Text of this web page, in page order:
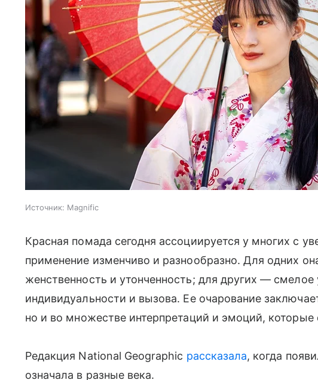
Источник: Magnific
Красная помада сегодня ассоциируется у многих с
применение изменчиво и разнообразно. Для одних
женственность и утонченность; для других —
индивидуальности и вызова. Ее очарование
но и во множестве интерпретаций и эмоций, которые
Редакция National Geographic рассказала, когда
означала в разные века.